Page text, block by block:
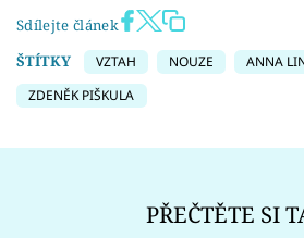
Sdílejte článek
ŠTÍTKY
VZTAH NOUZE
ANNA
ZDENĚK PIŠKULA
PŘEČTĚTE SI